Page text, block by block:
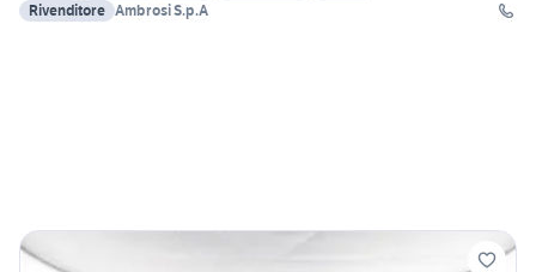
Rivenditore Ambrosi S.p.A